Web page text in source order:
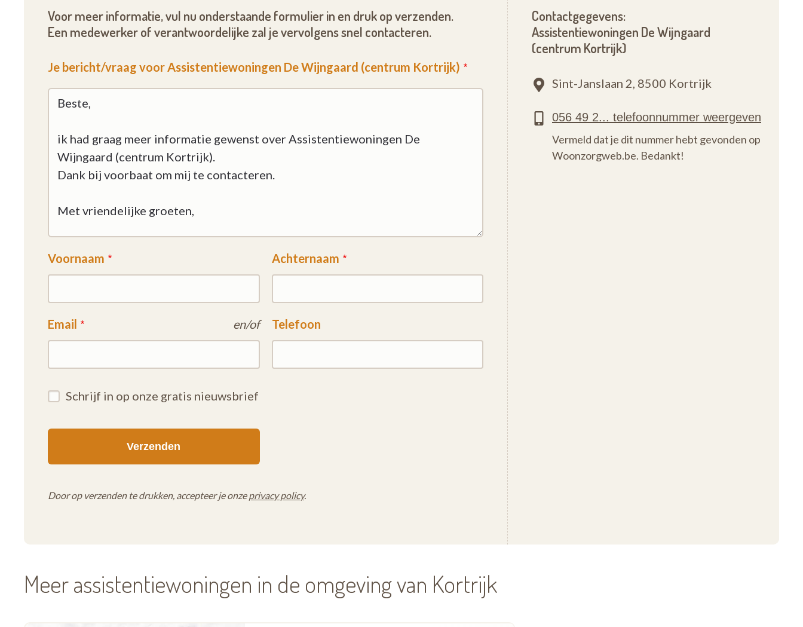
Voor meer informatie, vul nu onderstaande formulier in en druk op verzenden.
Een medewerker of verantwoordelijke zal je vervolgens snel contacteren.
Je bericht/vraag voor Assistentiewoningen De Wijngaard (centrum Kortrijk)
Voornaam Achternaam
Email en/of Telefoon
Schrijf in op onze gratis nieuwsbrief
Door op verzenden te drukken, accepteer je onzeprivacy policy.
Contactgegevens:
Assistentiewoningen De Wijngaard
(centrum Kortrijk)
Sint-Janslaan 2, 8500 Kortrijk
Vermeld dat je dit nummer hebt gevonden op
Woonzorgweb.be. Bedankt!
Meer assistentiewoningen in de omgeving van Kortrijk